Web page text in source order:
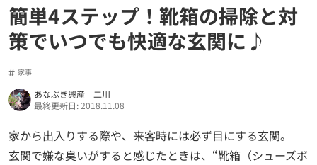
簡単4ステップ！靴箱の掃除と対
策でいつでも快適な玄関に♪
家事
あなぶき興産 二川
最終更新日: 2018.11.08
家から出入りする際や、来客時には必ず目にする玄関。
玄関で嫌な臭いがすると感じたときは、“靴箱（シューズボ